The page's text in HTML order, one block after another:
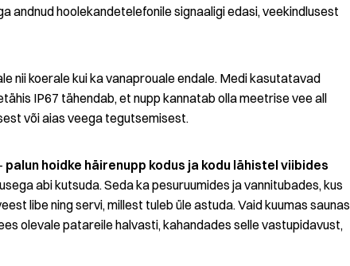
andnud hoolekandetelefonile signaaligi edasi, veekindlusest
nii koerale kui ka vanaprouale endale. Medi kasutatavad
IP67 tähendab, et nupp kannatab olla meetrise vee all
või aias veega tegutsemisest.
palun hoidke häirenupp kodus ja kodu lähistel viibides
abi kutsuda. Seda ka pesuruumides ja vannitubades, kus
libe ning servi, millest tuleb üle astuda. Vaid kuumas saunas
olevale patareile halvasti, kahandades selle vastupidavust,